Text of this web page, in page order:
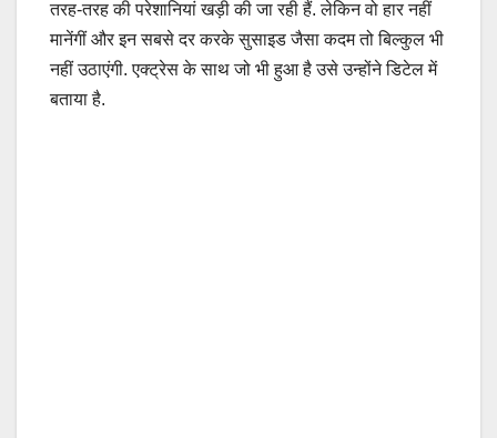
तरह-तरह की परेशानियां खड़ी की जा रही हैं. लेकिन वो हार नहीं
मानेंगीं और इन सबसे दर करके सुसाइड जैसा कदम तो बिल्कुल भी
नहीं उठाएंगी. एक्ट्रेस के साथ जो भी हुआ है उसे उन्होंने डिटेल में
बताया है.